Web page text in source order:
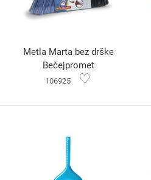
Metla Marta bez drške
Bečejpromet
106925 ♡